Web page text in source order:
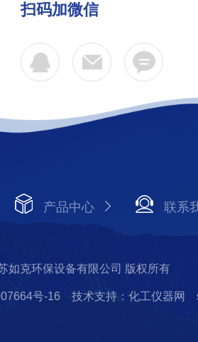
扫码加微信
产品中心 联系
如克环保设备有限公司 版权所有
号-16 技术支持：化工仪器网